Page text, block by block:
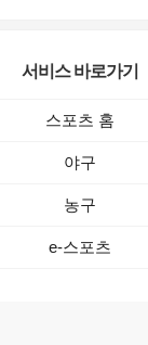
서비스 바로가기
스포츠 홈
야구
농구
e-스포츠